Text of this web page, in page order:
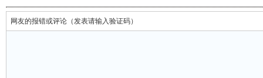
网友的报错或评论（发表请输入验证码）